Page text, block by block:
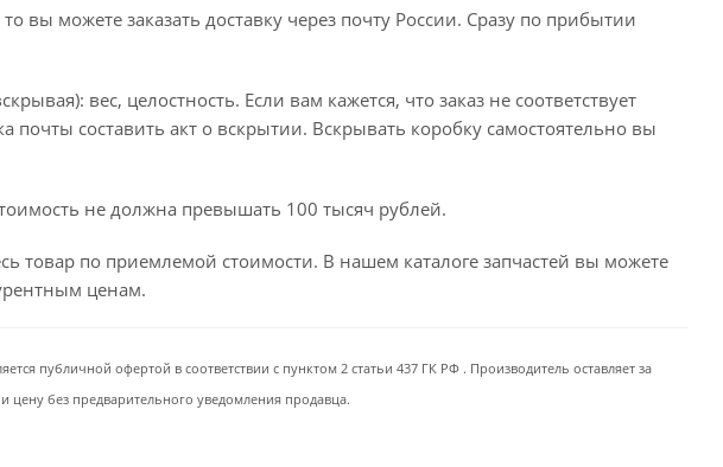
вы можете заказать доставку через почту России. Сразу по прибытии
вес, целостность. Если вам кажется, что заказ не соответствует
составить акт о вскрытии. Вскрывать коробку самостоятельно вы
не должна превышать 100 тысяч рублей.
товар по приемлемой стоимости. В нашем каталоге запчастей вы можете
ценам.
публичной офертой в соответствии с пунктом 2 статьи 437 ГК РФ . Производитель оставляет за
цену без предварительного уведомления продавца.